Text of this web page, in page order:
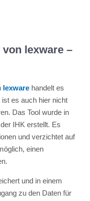
lexware –
lexwarehandelt es
es auch hier nicht
Das Tool wurde in
IHK erstellt. Es
und verzichtet auf
einen
und in einem
zu den Daten für